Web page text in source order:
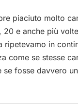
piaciuto molto
20 e anche più
ripetevamo in
come se stesse
se fosse davvero